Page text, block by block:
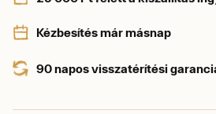
Kézbesítés már másnap
90 napos visszatérítési